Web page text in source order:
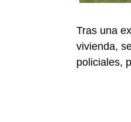
Tras una
vivienda,
policiales,